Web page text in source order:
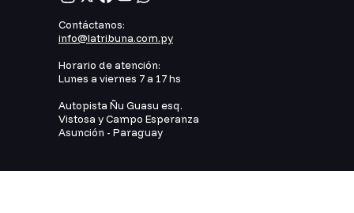
Contáctanos:
info@latribuna.com.py
Horario de atención:
Lunes a viernes 7 a 17 hs
Autopista Ñu Guasu esq.
Vistosa y Campo Esperanza
Asunción - Paraguay